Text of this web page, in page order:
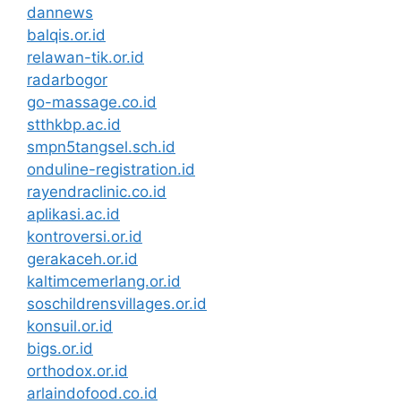
dannews
balqis.or.id
relawan-tik.or.id
radarbogor
go-massage.co.id
stthkbp.ac.id
smpn5tangsel.sch.id
onduline-registration.id
rayendraclinic.co.id
aplikasi.ac.id
kontroversi.or.id
gerakaceh.or.id
kaltimcemerlang.or.id
soschildrensvillages.or.id
konsuil.or.id
bigs.or.id
orthodox.or.id
arlaindofood.co.id